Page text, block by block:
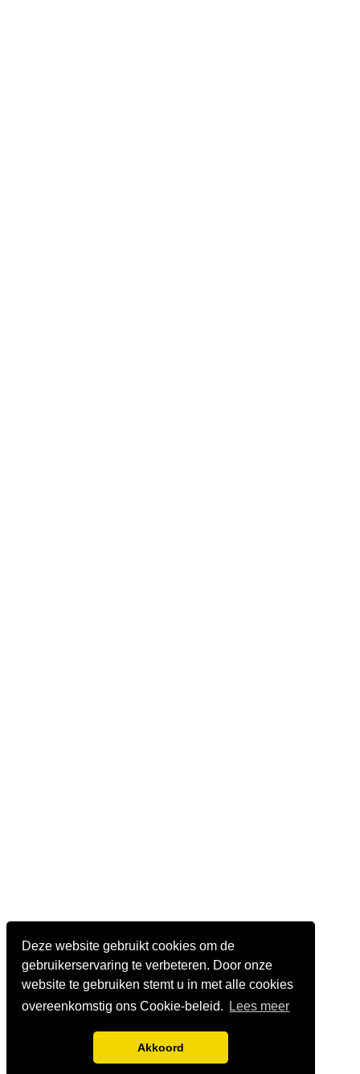
Deze website gebruikt cookies om de
gebruikerservaring te verbeteren. Door onze
website te gebruiken stemt u in met alle cookies
overeenkomstig ons Cookie-beleid.
Lees meer
Akkoord